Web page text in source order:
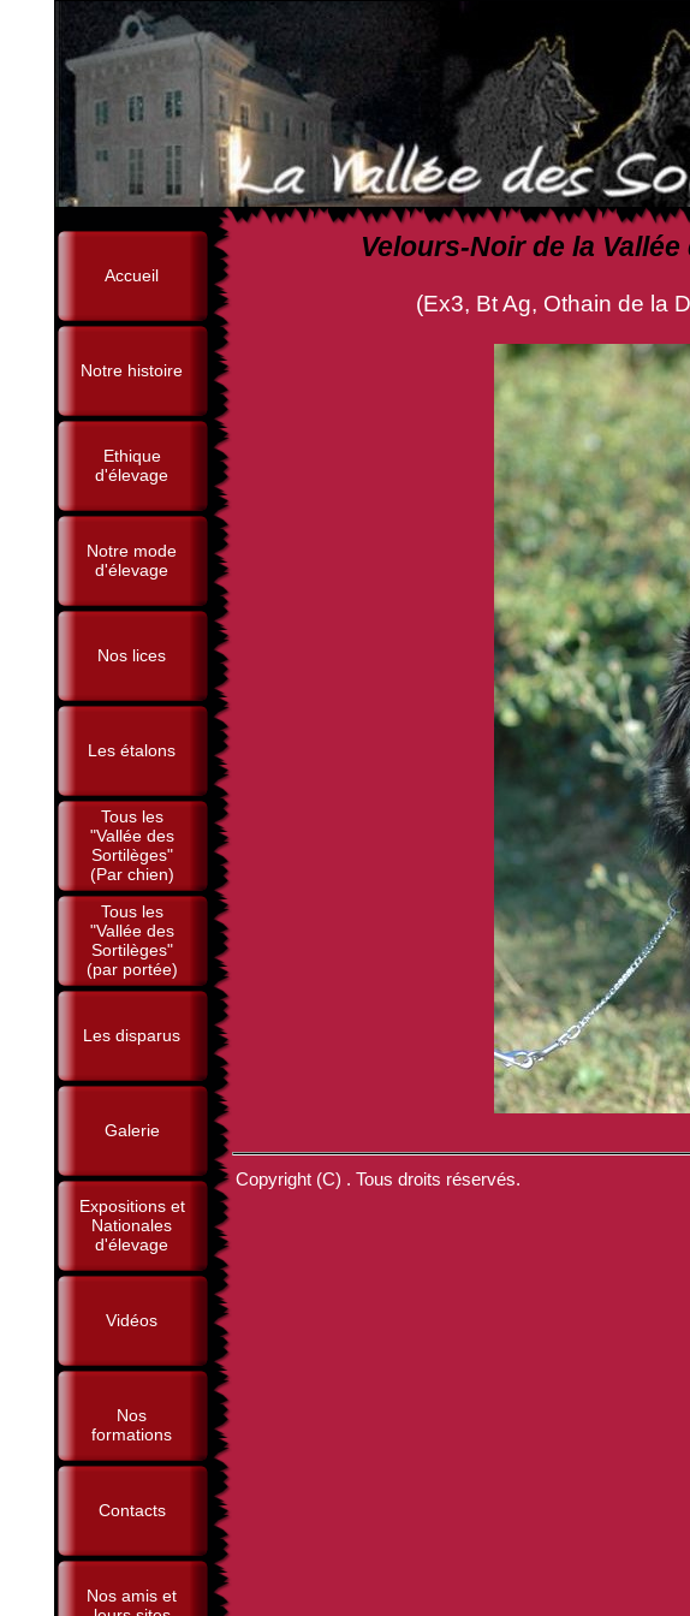
Accueil
Notre histoire
Ethique
d'élevage
Notre mode
d'élevage
Nos lices
Les étalons
Tous les
"Vallée des
Sortilèges"
(Par chien)
Tous les
"Vallée des
Sortilèges"
(par portée)
Les disparus
Galerie
Expositions et
Nationales
d'élevage
Vidéos
Nos
formations
Contacts
Nos amis et
Velours-Noir de la
(Ex3, Bt Ag, Othain de la
Copyright (C) . Tous droits réservés.